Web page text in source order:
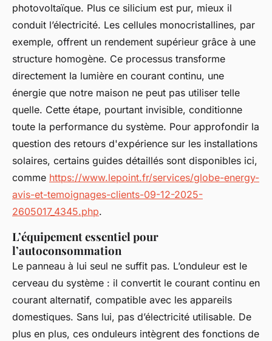
photovoltaïque. Plus ce silicium est pur, mieux il
conduit l’électricité. Les cellules monocristallines, par
exemple, offrent un rendement supérieur grâce à une
structure homogène. Ce processus transforme
directement la lumière en courant continu, une
énergie que notre maison ne peut pas utiliser telle
quelle. Cette étape, pourtant invisible, conditionne
toute la performance du système. Pour approfondir la
question des retours d'expérience sur les installations
solaires, certains guides détaillés sont disponibles ici,
comme https://www.lepoint.fr/services/globe-energy-
avis-et-temoignages-clients-09-12-2025-
2605017_4345.php.
L’équipement essentiel pour
l’autoconsommation
Le panneau à lui seul ne suffit pas. L’onduleur est le
cerveau du système : il convertit le courant continu en
courant alternatif, compatible avec les appareils
domestiques. Sans lui, pas d’électricité utilisable. De
plus en plus, ces onduleurs intègrent des fonctions de